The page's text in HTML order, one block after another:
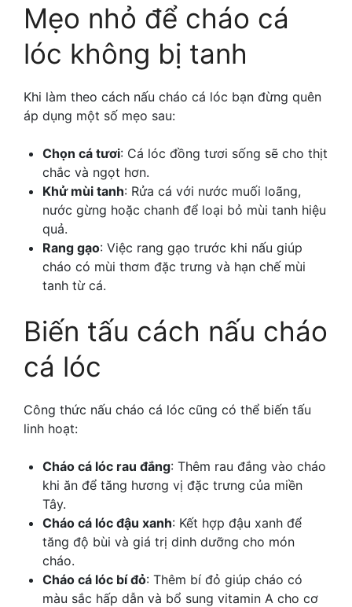
Mẹo nhỏ để cháo cá
lóc không bị tanh
Khi làm theo cách nấu cháo cá lóc bạn đừng quên
áp dụng một số mẹo sau:
Chọn cá tươi: Cá lóc đồng tươi sống sẽ cho thịt
chắc và ngọt hơn.
Khử mùi tanh: Rửa cá với nước muối loãng,
nước gừng hoặc chanh để loại bỏ mùi tanh hiệu
quả.
Rang gạo: Việc rang gạo trước khi nấu giúp
cháo có mùi thơm đặc trưng và hạn chế mùi
tanh từ cá.
Biến tấu cách nấu cháo
cá lóc
Công thức nấu cháo cá lóc cũng có thể biến tấu
linh hoạt:
Cháo cá lóc rau đắng: Thêm rau đắng vào cháo
khi ăn để tăng hương vị đặc trưng của miền
Tây.
Cháo cá lóc đậu xanh: Kết hợp đậu xanh để
tăng độ bùi và giá trị dinh dưỡng cho món
cháo.
Cháo cá lóc bí đỏ: Thêm bí đỏ giúp cháo có
màu sắc hấp dẫn và bổ sung vitamin A cho cơ